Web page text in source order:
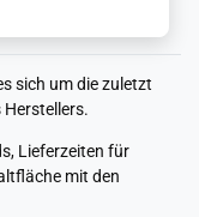
sich um die zuletzt
Lieferzeiten für
mit den